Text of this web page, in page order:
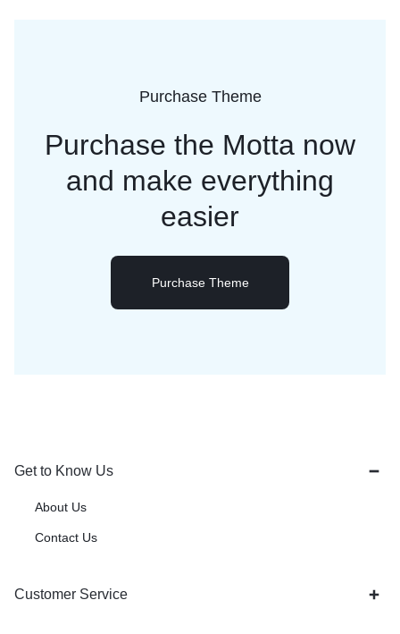
Purchase Theme
Purchase the Motta now
and make everything
easier
Purchase Theme
Get to Know Us
About Us
Contact Us
Customer Service